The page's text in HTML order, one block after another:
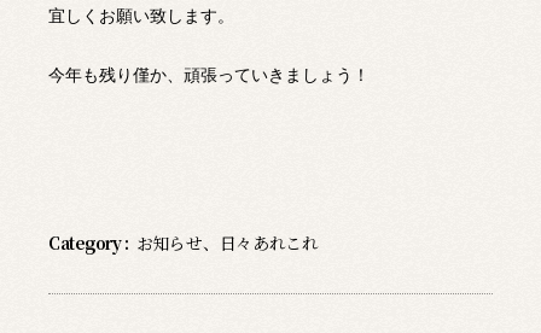
宜しくお願い致します。
今年も残り僅か、頑張っていきましょう！
Category : お知らせ、 日々あれこれ